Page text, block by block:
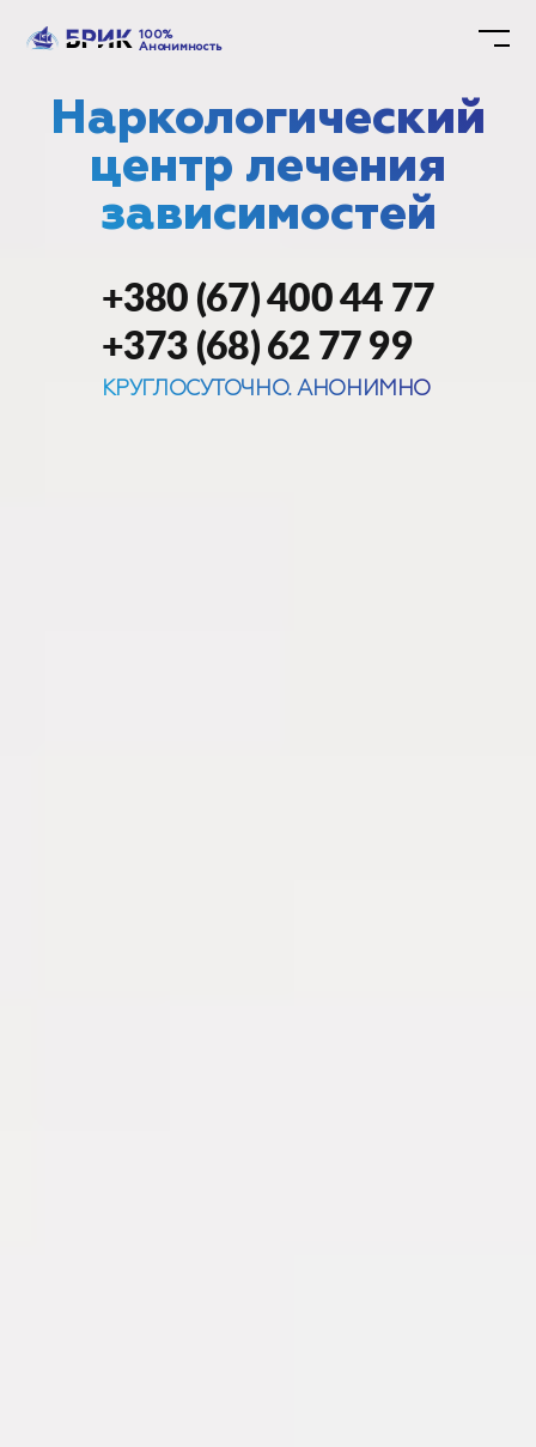
100%
Анонимность
+380 (67) 400 44 77
+373 (68) 62 77 99
КРУГЛОСУТОЧНО. АНОНИМНО
Наркологический
центр лечения
зависимостей